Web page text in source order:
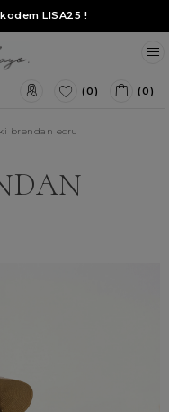
LISA25 !
(0) (0)
brendan ecru